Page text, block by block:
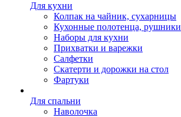
Для кухни
Колпак на чайник, сухарницы
Кухонные полотенца, рушники
Наборы для кухни
Прихватки и варежки
Салфетки
Скатерти и дорожки на стол
Фартуки
Для спальни
Наволочка